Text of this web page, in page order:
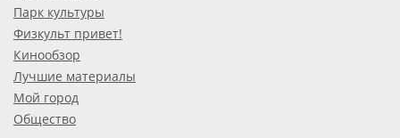
Парк культуры
Физкульт привет!
Кинообзор
Лучшие материалы
Мой город
Общество